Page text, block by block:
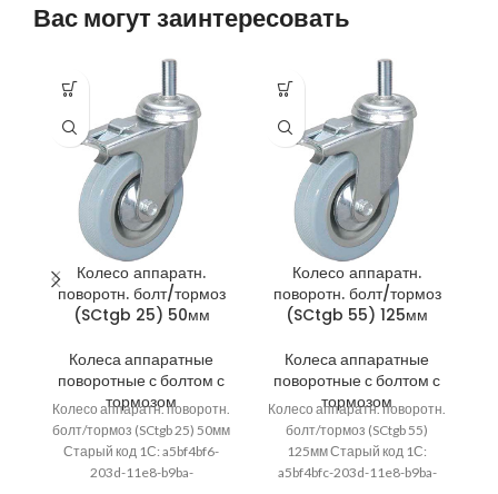
Вас могут заинтересовать
Колесо аппаратн.
поворотн. болт/тормоз
(SCtgb 25) 50мм
Колеса аппаратные
поворотные с болтом с
тормозом
Колесо аппаратн. поворотн.
болт/тормоз (SCtgb 25) 50мм
Старый код 1С: a5bf4bf6-
203d-11e8-b9ba-
Колесо аппаратн.
поворотн. болт/тормоз
(SCtgb 55) 125мм
Колеса аппаратные
поворотные с болтом с
тормозом
Колесо аппаратн. поворотн.
болт/тормоз (SCtgb 55)
125мм Старый код 1С:
a5bf4bfc-203d-11e8-b9ba-